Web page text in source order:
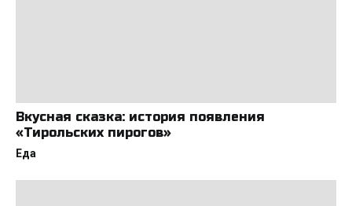
Вкусная сказка: история появления
«Тирольских пирогов»
Еда